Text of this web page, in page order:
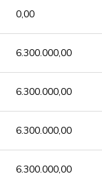
0,00
6.300.000,00
6.300.000,00
6.300.000,00
6.300.000,00